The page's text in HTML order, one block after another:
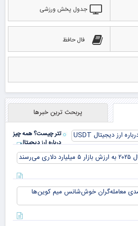
جدول پخش ورزشی
فال حافظ
پربحث ترین خبرها
تتر چیست؟ همه چیز
درباره ارز دیجیتال
USDT